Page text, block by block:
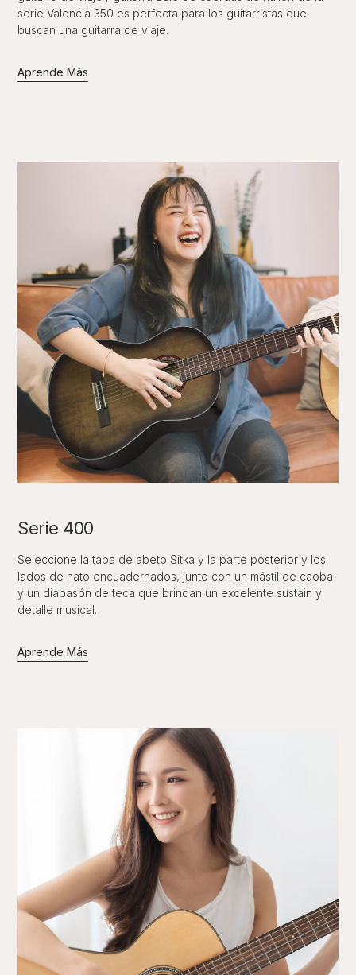
serie Valencia 350 es perfecta para los guitarristas que
buscan una guitarra de viaje.
Aprende Más
Serie 400
Seleccione la tapa de abeto Sitka y la parte posterior y los
lados de nato encuadernados, junto con un mástil de caoba
y un diapasón de teca que brindan un excelente sustain y
detalle musical.
Aprende Más